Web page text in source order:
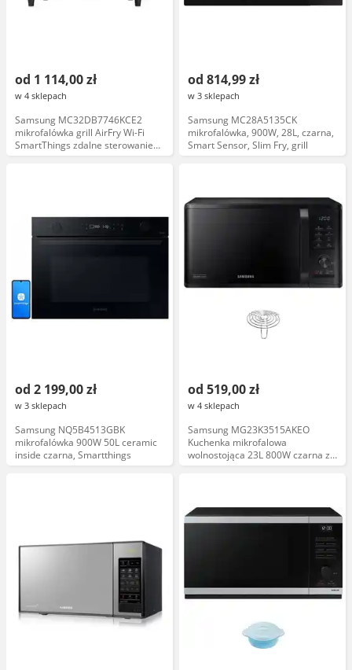
od 1 114,00 zł
w 4 sklepach
Samsung MC32DB7746KCE2
mikrofalówka grill AirFry Wi-Fi
SmartThings zdalne sterowanie
32 litrów czarno-szara
od 814,99 zł
w 3 sklepach
Samsung MC28A5135CK
mikrofalówka, 900W, 28L, czarna,
Smart Sensor, Slim Fry, grill
od 2 199,00 zł
w 3 sklepach
Samsung NQ5B4513GBK
mikrofalówka 900W 50L ceramic
inside czarna, Smartthings
od 519,00 zł
w 4 sklepach
Samsung MG23K3515AKEO
Kuchenka mikrofalowa
wolnostojąca 23L 800W czarna z
grillem, system TDS